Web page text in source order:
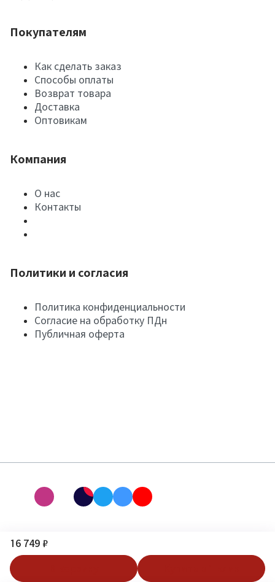
16 749 ₽
Покупателям
Как сделать заказ
Способы оплаты
Возврат товара
Доставка
Оптовикам
Компания
О нас
Контакты
Политики и согласия
Политика конфиденциальности
Согласие на обработку ПДн
Публичная оферта